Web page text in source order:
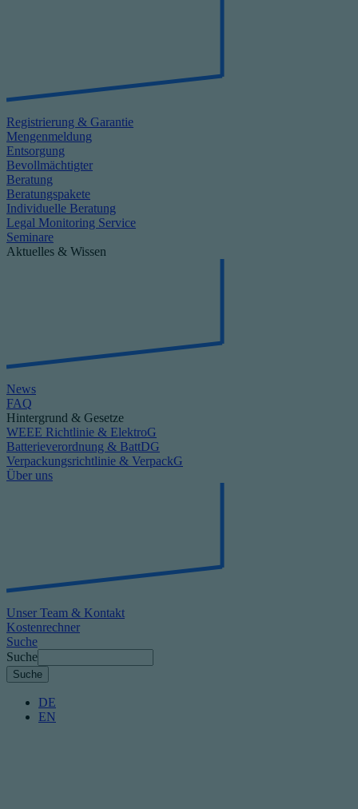
Registrierung & Garantie
Mengenmeldung
Entsorgung
Bevollmächtigter
Beratung
Beratungspakete
Individuelle Beratung
Legal Monitoring Service
Seminare
Aktuelles & Wissen
News
FAQ
Hintergrund & Gesetze
WEEE Richtlinie & ElektroG
Batterieverordnung & BattDG
Verpackungsrichtlinie & VerpackG
Über uns
Unser Team & Kontakt
Kostenrechner
Suche
Suche
DE
EN